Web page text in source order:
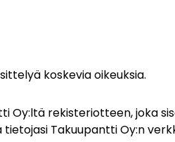
koskevia oikeuksia.
Oy:ltä rekisteriotteen, joka
Takuupantti Oy:n